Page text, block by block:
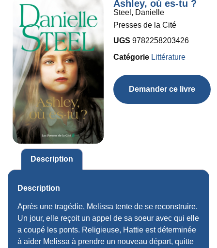
Ashley, où es-tu ?
Steel, Danielle
Presses de la Cité
UGS 9782258203426
Catégorie Littérature
Demander ce livre
Description
Description
Après une tragédie, Melissa tente de se reconstruire.
Un jour, elle reçoit un appel de sa soeur avec qui elle
a coupé les ponts. Religieuse, Hattie est déterminée
à aider Melissa à prendre un nouveau départ, quitte